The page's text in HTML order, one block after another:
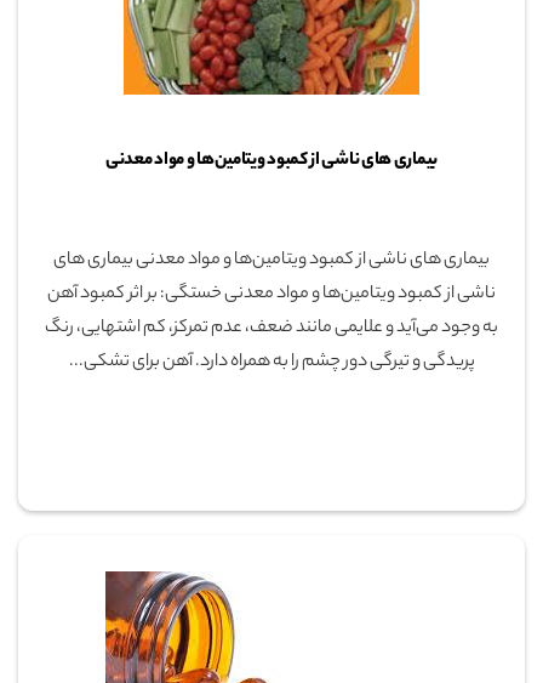
بیماری های ناشی از کمبود ویتامین‌ها و مواد معدنی
بیماری های ناشی از کمبود ویتامین‌ها و مواد معدنی بیماری های
ناشی از کمبود ویتامین‌ها و مواد معدنی خستگی: بر اثر کمبود آهن
به وجود می‌آید و علایمی مانند ضعف، عدم تمرکز، کم اشتهایی، رنگ
پریدگی و تیرگی دور چشم را به همراه دارد. آهن برای تشکی...